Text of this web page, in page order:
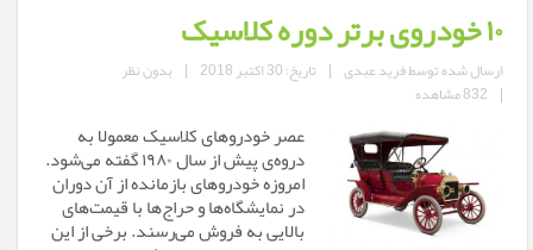
۱۰ خودروی برتر دوره‌ کلاسیک
ارسال شده توسطفرید عبدی | تاریخ: 30 اکتبر 2018 | بدون نظر
| 832 مشاهده
عصر خودروهای کلاسیک معمولا به
دروه‌ی پیش از سال ۱۹۸۰ گفته می‌شود.
امروزه خودروهای بازمانده از آن دوران
در نمایشگاه‌ها و حراج‌ها با قیمت‌های
بالایی به فروش می‌رسند. برخی از این